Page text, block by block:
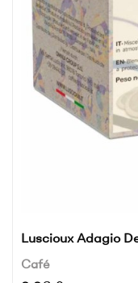
Luscioux Adagio
Café